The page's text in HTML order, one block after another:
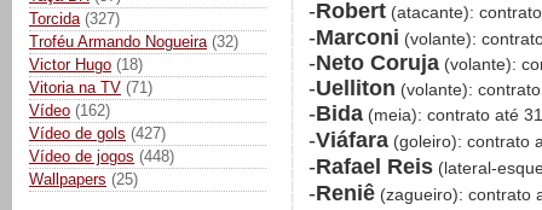
Torcida (327)
Troféu Armando Nogueira (32)
Victor Hugo (18)
Vitoria na TV (71)
Vídeo (162)
Vídeo de gols (427)
Vídeo de jogos (448)
Wallpapers (25)
-Robert (atacante):
-Marconi (volante):
-Neto Coruja (volante):
-Uelliton (volante):
-Bida (meia): contrato até
-Viáfara (goleiro): contrato
-Rafael Reis (lateral-
-Reniê (zagueiro): contrato